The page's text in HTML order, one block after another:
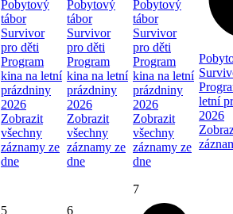
Pobytový
tábor
Survivor
pro děti
Program
kina na letní
prázdniny
2026
Zobrazit
všechny
záznamy ze
dne
Pobytový
tábor
Survivor
pro děti
Program
kina na letní
prázdniny
2026
Zobrazit
všechny
záznamy ze
dne
Pobytový
tábor
Survivor
pro děti
Program
kina na letní
prázdniny
2026
Zobrazit
všechny
záznamy ze
dne
letní
2026
5 6
7